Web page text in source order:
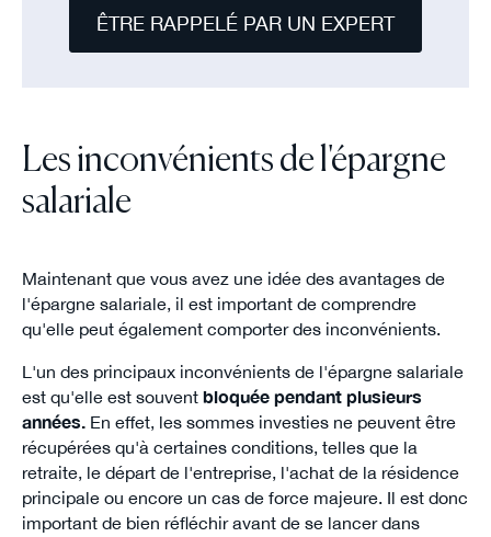
ÊTRE RAPPELÉ PAR UN EXPERT
Les inconvénients de l'épargne
salariale
Maintenant que vous avez une idée des avantages de
l'épargne salariale, il est important de comprendre
qu'elle peut également comporter des inconvénients.
L'un des principaux inconvénients de l'épargne salariale
est qu'elle est souvent bloquée pendant plusieurs
années.En effet, les sommes investies ne peuvent être
récupérées qu'à certaines conditions, telles que la
retraite, le départ de l'entreprise, l'achat de la résidence
principale ou encore un cas de force majeure. Il est donc
important de bien réfléchir avant de se lancer dans